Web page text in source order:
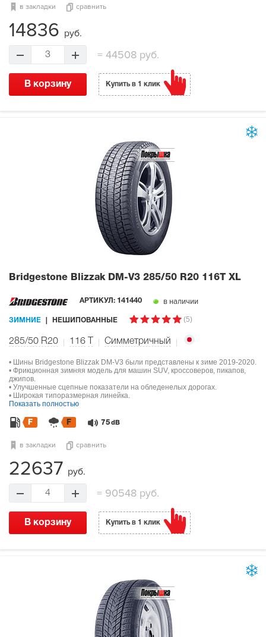
в закладки сравнить
14836 руб.
3 =44508 руб.
В корзину Купить в 1 клик
Bridgestone Blizzak DM-V3 285/50 R20 116T XL
АРТИКУЛ: 141440 в наличии
ЗИМНИЕ НЕШИПОВАННЫЕ (5)
285/50 R20 116 Симметричный
• Шины Bridgestone Blizzak DM-V3 были представлены к зиме 2019-2020.
• Фрикционная зимняя модель для машин SUV, кроссоверов, пикапов,
джипов.
• Улучшенные сцепные показатели на обледенелых дорогах.
• Широкая типоразмерная линейка.
Показать полностью
F F 75 dB
в закладки сравнить
22637 руб.
4 = 90548 руб.
В корзину Купить в 1 клик